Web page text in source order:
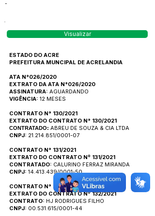
-
Visualizar
ESTADO DO ACRE
PREFEITURA MUNCIPAL DE ACRELANDIA
ATA N°026/2020
EXTRATO DA ATA N°026/2020
ASSINATURA: AGUARDANDO
VIGÊNCIA: 12 MESES
CONTRATO N° 130/2021
EXTRATO DO CONTRATO N° 130/2021
CONTRATADO: ABREU DE SOUZA & CIA LTDA
CNPJ: 21.214.851/0001-07
CONTRATO N° 131/2021
EXTRATO DO CONTRATO Nº 131/2021
CONTRATADO: CALURINO FERRAZ MIRANDA
CNPJ: 14.413.439/0001-50
CONTRATO N° 132/2021
EXTRATO DO CONTRATO Nº 132/2021
CONTRATO: HJ RODRIGUES FILHO
CNPJ: 00.531.615/0001-44